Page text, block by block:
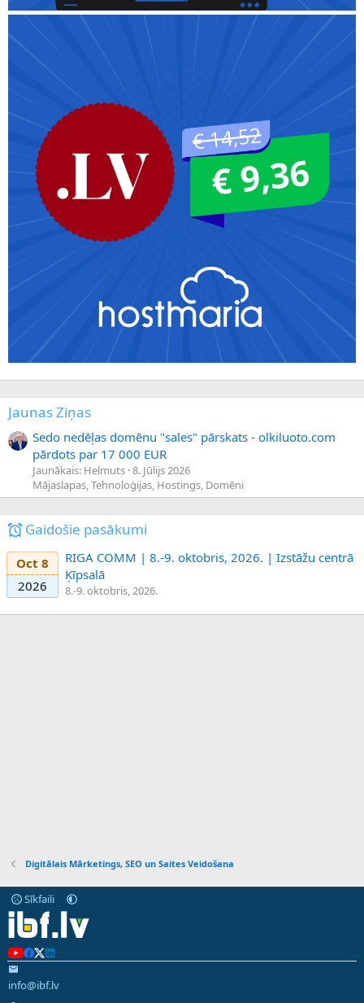
Jaunas Ziņas
Sedo nedēļas domēnu "sales" pārskats - olkiluoto.com
pārdots par 17 000 EUR
Jaunākais: Helmuts 8. Jūlijs 2026
Mājaslapas, Tehnoloģijas, Hostings, Domēni
Gaidošie pasākumi
Oct 8
2026
RIGA COMM | 8.-9. oktobris, 2026. | Izstāžu centrā
Ķīpsalā
8.-9. oktobris, 2026.
Digitālais Mārketings, SEO un Saites Veidošana
Sīkfaili
info@ibf.lv